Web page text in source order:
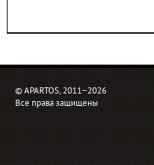
© APARTOS, 2011−2026
Все права защищены